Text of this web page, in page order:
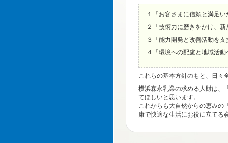
１「お客さまに信頼と満足
２「技術力に磨きをかけ、
３「能力開発と改善活動を
４「環境への配慮と地域活
これらの基本方針のもと、日々
横浜森永乳業の求める人財は、
てほしいと思います。
これからも大自然からの恵みの
康で快適な生活にお役に立てる